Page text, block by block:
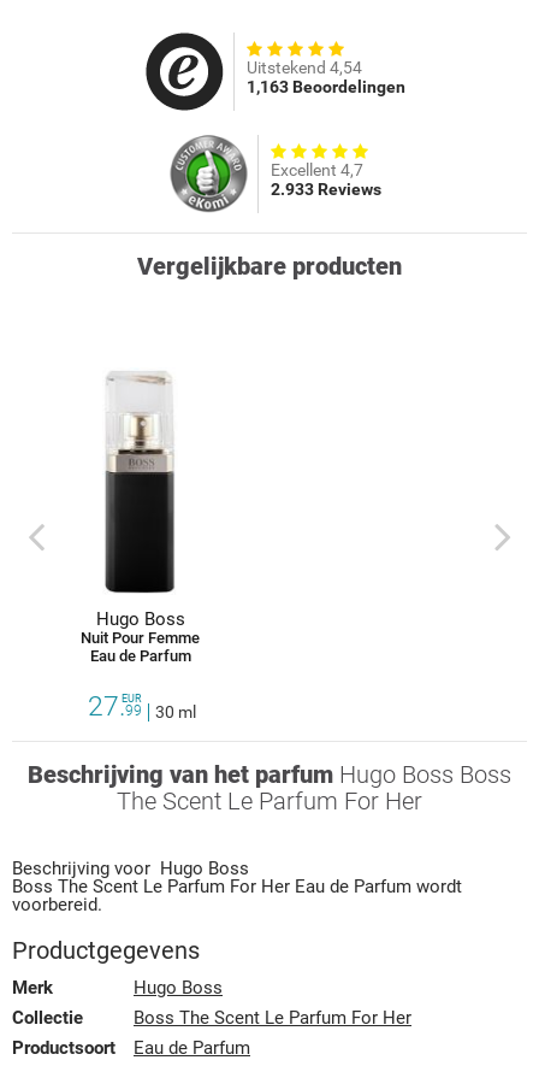
Uitstekend 4,54
1,163 Beoordelingen
Excellent 4,7
2.933 Reviews
Vergelijkbare producten
Hugo Boss
Nuit Pour Femme
Eau de Parfum
27.99
EUR
30 ml
Beschrijving van het parfum Hugo Boss Boss
The Scent Le Parfum For Her
Beschrijving voor Hugo Boss
Boss The Scent Le Parfum For Her Eau de Parfum wordt
voorbereid.
Productgegevens
Merk
Hugo Boss
Collectie
Boss The Scent Le Parfum For Her
Productsoort
Eau de Parfum